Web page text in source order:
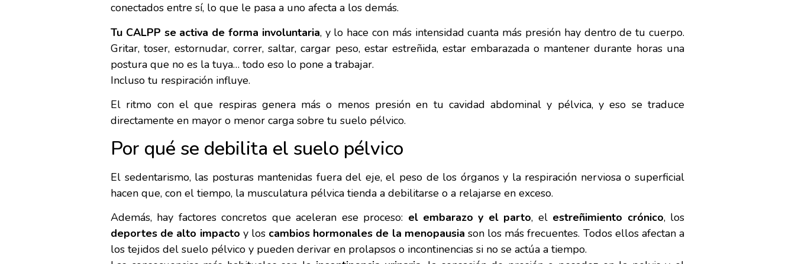
conectados entre sí, lo que le pasa a uno afecta a los demás.
Tu CALPP se activa de forma involuntaria, y lo hace con más intensidad cuanta más presión hay dentro de tu cuerpo.
Gritar, toser, estornudar, correr, saltar, cargar peso, estar estreñida, estar embarazada o mantener durante horas una
postura que no es la tuya… todo eso lo pone a trabajar.
Incluso tu respiración influye.
El ritmo con el que respiras genera más o menos presión en tu cavidad abdominal y pélvica, y eso se traduce
directamente en mayor o menor carga sobre tu suelo pélvico.
Por qué se debilita el suelo pélvico
El sedentarismo, las posturas mantenidas fuera del eje, el peso de los órganos y la respiración nerviosa o superficial
hacen que, con el tiempo, la musculatura pélvica tienda a debilitarse o a relajarse en exceso.
Además, hay factores concretos que aceleran ese proceso: el embarazo y el parto, el estreñimiento crónico, los
deportes de alto impacto y los cambios hormonales de la menopausia son los más frecuentes. Todos ellos afectan a
los tejidos del suelo pélvico y pueden derivar en prolapsos o incontinencias si no se actúa a tiempo.